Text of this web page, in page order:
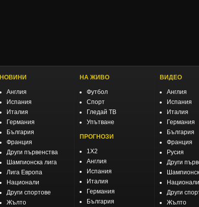
НОВИНИ
Англия
Испания
Италия
Германия
България
Франция
Други първенства
Шампионска лига
Лига Европа
Национали
Други спортове
Жълто
НА ЖИВО
Футбол
Спорт
Гледай ТВ
Упътване
ПРОГНОЗИ
1X2
Англия
Испания
Италия
Германия
България
ВИДЕО
Англия
Испания
Италия
Германия
България
Франция
Русия
Други
Национали
Други
Жълто